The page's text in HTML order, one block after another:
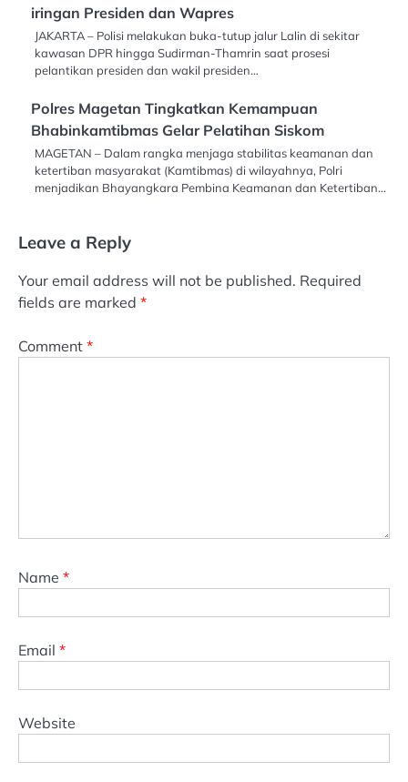
iringan Presiden dan Wapres
JAKARTA – Polisi melakukan buka-tutup jalur Lalin di sekitar
kawasan DPR hingga Sudirman-Thamrin saat prosesi
pelantikan presiden dan wakil presiden…
Polres Magetan Tingkatkan Kemampuan
Bhabinkamtibmas Gelar Pelatihan Siskom
MAGETAN – Dalam rangka menjaga stabilitas keamanan dan
ketertiban masyarakat (Kamtibmas) di wilayahnya, Polri
menjadikan Bhayangkara Pembina Keamanan dan Ketertiban…
Leave a Reply
Your email address will not be published. Required
fields are marked *
Comment *
Name *
Email *
Website